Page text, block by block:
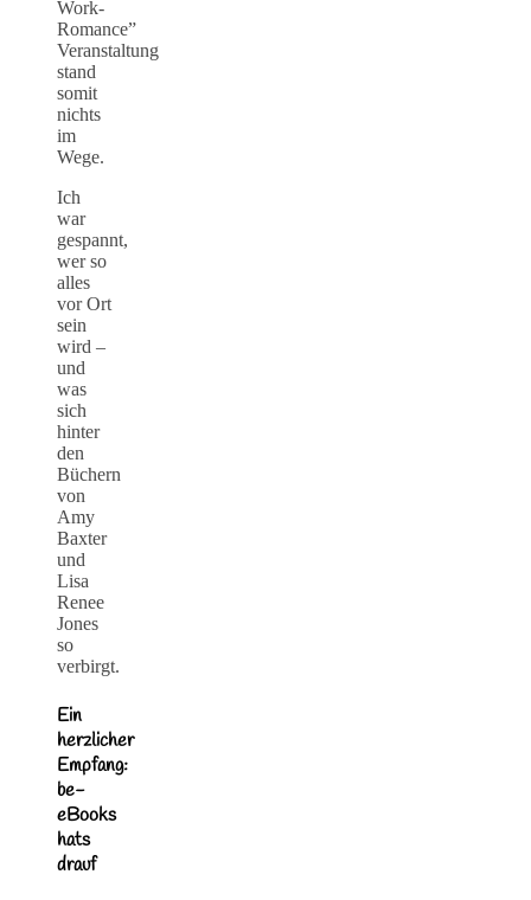
Work-
Romance”
Veranstaltung
stand
somit
nichts
im
Wege.
Ich
war
gespannt,
wer so
alles
vor Ort
sein
wird –
und
was
sich
hinter
den
Büchern
von
Amy
Baxter
und
Lisa
Renee
Jones
so
verbirgt.
Ein
herzlicher
Empfang:
be-
eBooks
hats
drauf